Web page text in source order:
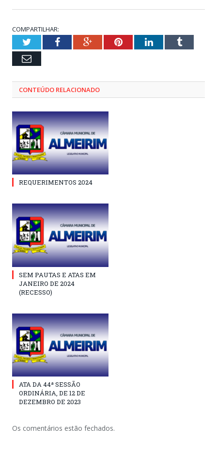
COMPARTILHAR:
TwitterFacebookGoogle+PinterestLinkedInTumblr
Email
CONTEÚDO RELACIONADO
REQUERIMENTOS 2024
SEM PAUTAS E ATAS EM
JANEIRO DE 2024
(RECESSO)
ATA DA 44ª SESSÃO
ORDINÁRIA, DE 12 DE
DEZEMBRO DE 2023
Os comentários estão fechados.